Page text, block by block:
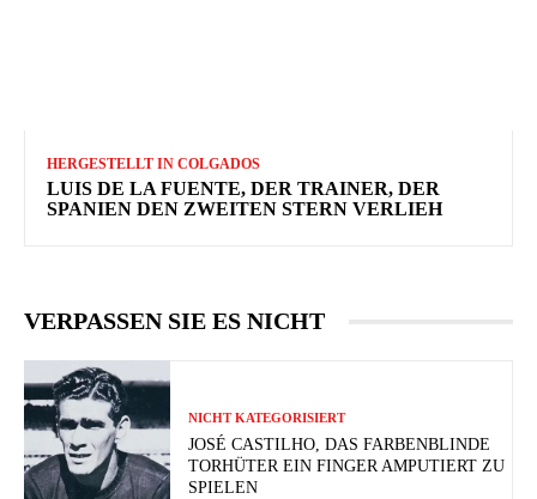
HERGESTELLT IN COLGADOS
LUIS DE LA FUENTE, DER TRAINER, DER
SPANIEN DEN ZWEITEN STERN VERLIEH
VERPASSEN SIE ES NICHT
NICHT KATEGORISIERT
JOSÉ CASTILHO, DAS FARBENBLINDE
TORHÜTER EIN FINGER AMPUTIERT ZU
SPIELEN